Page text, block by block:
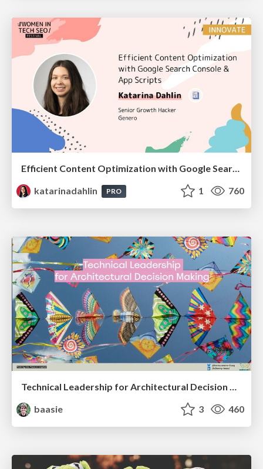
Efficient Content Optimization with Google Search Console & Apps Script
katarinadahlin
PRO 1 760
Technical Leadership for Architectural Decision Making
baasie
3 460